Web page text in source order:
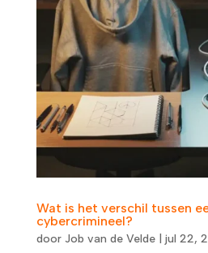
Wat is het verschil tussen
cybercrimineel?
door Job van de Velde| jul 22,